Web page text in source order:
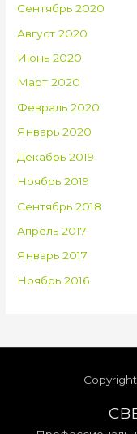
Сентябрь 2020
Август 2020
Июнь 2020
Март 2020
Февраль 2020
Январь 2020
Декабрь 2019
Ноябрь 2019
Сентябрь 2018
Апрель 2017
Январь 2017
Ноябрь 2016